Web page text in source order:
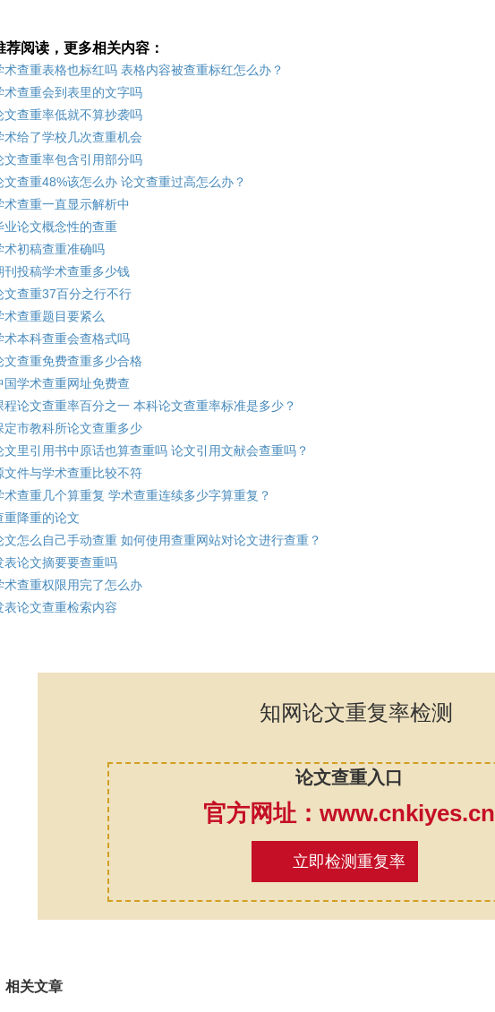
荐阅读，更多相关内容：
术查重表格也标红吗 表格内容被查重标红怎么办？
术查重会到表里的文字吗
文查重率低就不算抄袭吗
术给了学校几次查重机会
文查重率包含引用部分吗
文查重48%该怎么办 论文查重过高怎么办？
术查重一直显示解析中
业论文概念性的查重
术初稿查重准确吗
刊投稿学术查重多少钱
文查重37百分之行不行
术查重题目要紧么
术本科查重会查格式吗
文查重免费查重多少合格
国学术查重网址免费查
程论文查重率百分之一 本科论文查重率标准是多少？
定市教科所论文查重多少
文里引用书中原话也算查重吗 论文引用文献会查重吗？
文件与学术查重比较不符
术查重几个算重复 学术查重连续多少字算重复？
重降重的论文
文怎么自己手动查重 如何使用查重网站对论文进行查重？
表论文摘要要查重吗
术查重权限用完了怎么办
表论文查重检索内容
知网论文重复率检测
论文查重入口
官方网址：www.cnkiyes.cn
立即检测重复率
相关文章